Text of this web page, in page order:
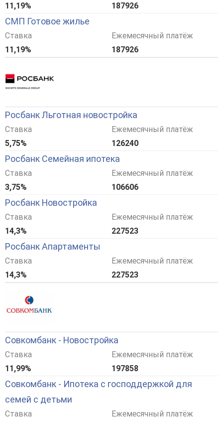
11,19%
187926
СМП Готовое жилье
Ставка
11,19%
Ежемесячный платёж
187926
Росбанк Льготная новостройка
Ставка
5,75%
Ежемесячный платёж
126240
Росбанк Семейная ипотека
Ставка
3,75%
Ежемесячный платёж
106606
Росбанк Новостройка
Ставка
14,3%
Ежемесячный платёж
227523
Росбанк Апартаменты
Ставка
14,3%
Ежемесячный платёж
227523
Совкомбанк - Новостройка
Ставка
11,99%
Ежемесячный платёж
197858
Совкомбанк - Ипотека с господдержкой для
семей с детьми
Ставка Ежемесячный платёж